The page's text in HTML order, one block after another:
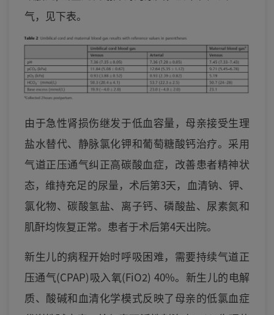
气，见下表。
由于急性肾损伤继发于低血容量，母亲接受生理
盐水替代、静脉氯化钾和葡萄糖酸钙治疗。采用
气道正压通气纠正高碳酸血症，改善患者精神状
态，维持充足的尿量，术后第3天，血清钠、钾、
氯化物、碳酸氢盐、离子钙、磷酸盐、尿素氮和
肌酐均恢复正常。患者于术后第4天出院。
新生儿的病程开始时呼吸困难，需要持续气道正
压通气(CPAP)吸入氧(FiO2) 40%。新生儿的电解
质、酸碱和血清化学模式反映了母亲的低氯血症